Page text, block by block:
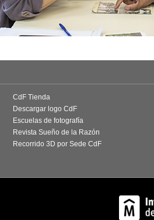
CdF Tienda
Descargar logo CdF
Escuelas de fotografía
Revista Sueño de la Razón
Recorrido 3D por Sede CdF